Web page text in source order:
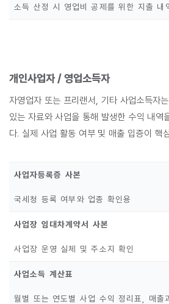
소득 산정 시 영업비 공제를 위한 지출 내
개인사업자 / 영업소득자
자영업자 또는 프리랜서, 기타 사업소득자
있는 자료와 사업을 통해 발생한 수익 내역
다. 실제 사업 활동 여부 및 매출 입증이 핵
사업자등록증 사본
국세청 등록 여부와 업종 확인용
사업장 임대차계약서 사본
사업장 운영 실체 및 주소지 확인
사업소득 계산표
월별 또는 연도별 사업 수익 정리표, 매출